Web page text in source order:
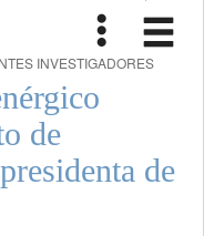
Toggle
INVESTIGADORES
de
de